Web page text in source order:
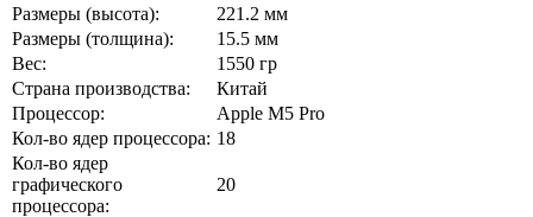
Размеры (высота):
221.2 мм
Размеры (толщина):
15.5 мм
Вес:
1550 гр
Страна производства:
Китай
Процессор:
Apple M5 Pro
Кол-во ядер процессора: 18
Кол-во ядер
графического
процессора:
20